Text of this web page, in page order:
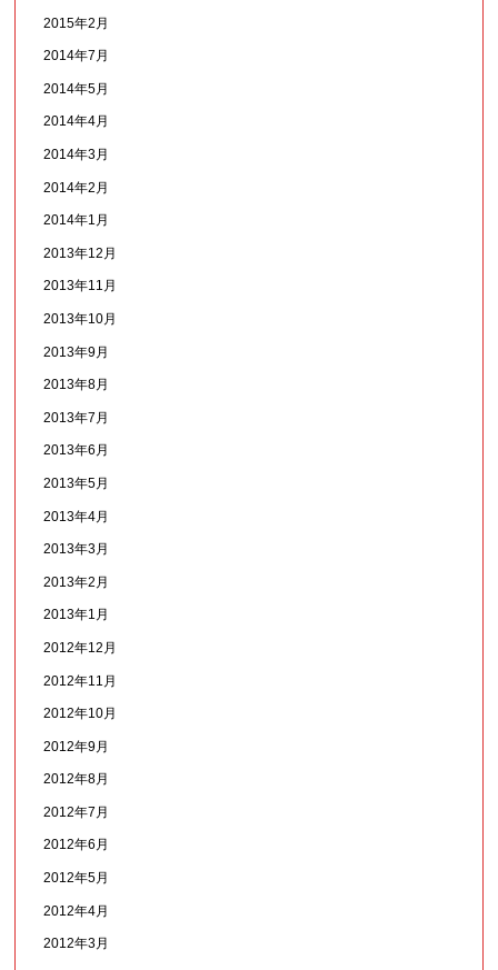
2015年2月
2014年7月
2014年5月
2014年4月
2014年3月
2014年2月
2014年1月
2013年12月
2013年11月
2013年10月
2013年9月
2013年8月
2013年7月
2013年6月
2013年5月
2013年4月
2013年3月
2013年2月
2013年1月
2012年12月
2012年11月
2012年10月
2012年9月
2012年8月
2012年7月
2012年6月
2012年5月
2012年4月
2012年3月